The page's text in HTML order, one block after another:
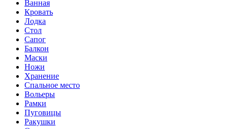
Ванная
Кровать
Лодка
Стол
Сапог
Балкон
Маски
Ножи
Хранение
Спальное место
Вольеры
Рамки
Пуговицы
Ракушки